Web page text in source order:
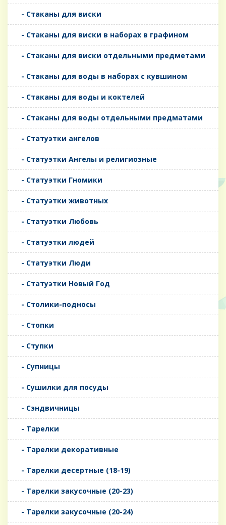
- Стаканы для виски
- Стаканы для виски в наборах в графином
- Стаканы для виски отдельными предметами
- Стаканы для воды в наборах с кувшином
- Стаканы для воды и коктелей
- Стаканы для воды отдельными предматами
- Статуэтки ангелов
- Статуэтки Ангелы и религиозные
- Статуэтки Гномики
- Статуэтки животных
- Статуэтки Любовь
- Статуэтки людей
- Статуэтки Люди
- Статуэтки Новый Год
- Столики-подносы
- Стопки
- Ступки
- Супницы
- Сушилки для посуды
- Сэндвичницы
- Тарелки
- Тарелки декоративные
- Тарелки десертные (18-19)
- Тарелки закусочные (20-23)
- Тарелки закусочные (20-24)